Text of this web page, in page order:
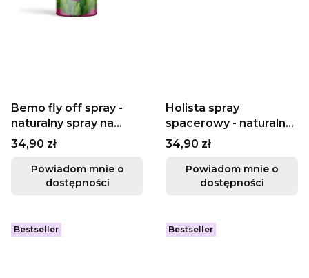
Bemo fly off spray -
naturalny spray na
kleszcze 150ml
Cena
34,90 zł
Powiadom mnie o
dostępności
Holista spray
spacerowy - naturalny
spray na kleszcze 10ml
Cena
34,90 zł
Powiadom mnie o
dostępności
Bestseller Bestseller